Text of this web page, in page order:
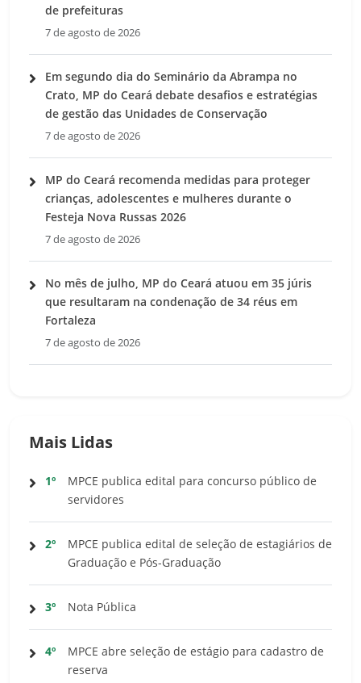
de prefeituras
7 de agosto de 2026
Em segundo dia do Seminário da Abrampa no
Crato, MP do Ceará debate desafios e estratégias
de gestão das Unidades de Conservação
7 de agosto de 2026
MP do Ceará recomenda medidas para proteger
crianças, adolescentes e mulheres durante o
Festeja Nova Russas 2026
7 de agosto de 2026
No mês de julho, MP do Ceará atuou em 35 júris
que resultaram na condenação de 34 réus em
Fortaleza
7 de agosto de 2026
Mais Lidas
1º
MPCE publica edital para concurso público de
servidores
2º
MPCE publica edital de seleção de estagiários de
Graduação e Pós-Graduação
3º Nota Pública
4º
MPCE abre seleção de estágio para cadastro de
reserva